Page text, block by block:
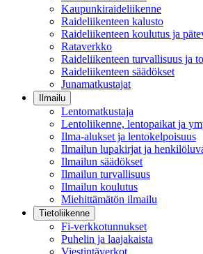
Kaupunkiraideliikenne
Raideliikenteen kalusto
Raideliikenteen koulutus ja
Rataverkko
Raideliikenteen turvallisuus ja
Raideliikenteen säädökset
Junamatkustajat
Ilmailu
Lentomatkustaja
Lentoliikenne, lentopaikat ja
Ilma-alukset ja lentokelpoisuus
Ilmailun lupakirjat ja
Ilmailun säädökset
Ilmailun turvallisuus
Ilmailun koulutus
Miehittämätön ilmailu
Tietoliikenne
Fi-verkkotunnukset
Puhelin ja laajakaista
Viestintäverkot